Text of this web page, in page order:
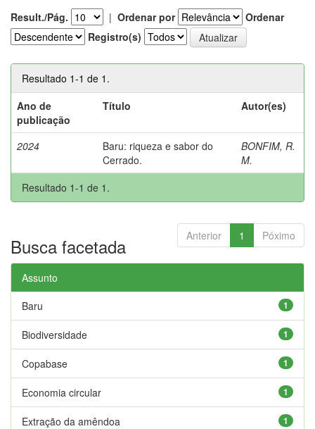
Result./Pág. | Ordenar por
Ordenar
Registro(s)
Resultado 1-1 de 1.
Ano de
publicação
Título Autor(es)
2024
Baru: riqueza e sabor do
Cerrado.
BONFIM, R.
M.
Resultado 1-1 de 1.
Anterior 1 Póximo
Busca facetada
Assunto
1
Baru
1
Biodiversidade
1
Copabase
1
Economia circular
1
Extração da amêndoa